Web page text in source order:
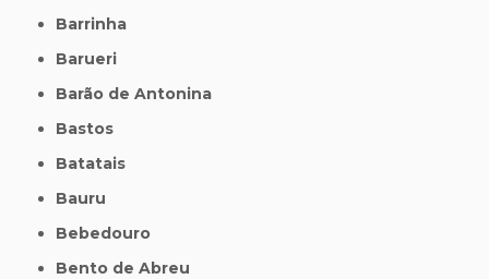
Barrinha
Barueri
Barão de Antonina
Bastos
Batatais
Bauru
Bebedouro
Bento de Abreu